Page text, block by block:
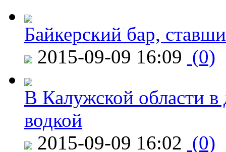
Байкерский бар,
2015-09-09 16:09 (0)
В Калужской области в
водкой
2015-09-09 16:02 (0)